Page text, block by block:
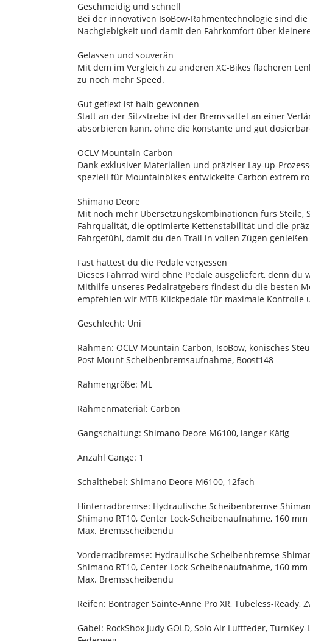
Geschmeidig und schnell
Bei der innovativen IsoBow-Rahmentechnologie sind
Nachgiebigkeit und damit den Fahrkomfort über
Gelassen und souverän
Mit dem im Vergleich zu anderen XC-Bikes flacheren
zu noch mehr Speed.
Gut geflext ist halb gewonnen
Statt an der Sitzstrebe ist der Bremssattel an einer
absorbieren kann, ohne die konstante und gut
OCLV Mountain Carbon
Dank exklusiver Materialien und präziser Lay-up-
speziell für Mountainbikes entwickelte Carbon extrem
Shimano Deore
Mit noch mehr Übersetzungskombinationen fürs Steile,
Fahrqualität, die optimierte Kettenstabilität und die
Fahrgefühl, damit du den Trail in vollen Zügen genießen
Fast hättest du die Pedale vergessen
Dieses Fahrrad wird ohne Pedale ausgeliefert, denn
Mithilfe unseres Pedalratgebers findest du die besten
empfehlen wir MTB-Klickpedale für maximale Kontrolle
Geschlecht: Uni
Rahmen: OCLV Mountain Carbon, IsoBow, konisches
Post Mount Scheibenbremsaufnahme, Boost148
Rahmengröße: ML
Rahmenmaterial: Carbon
Gangschaltung: Shimano Deore M6100, langer Käfig
Anzahl Gänge: 1
Schalthebel: Shimano Deore M6100, 12fach
Hinterradbremse: Hydraulische Scheibenbremse
Shimano RT10, Center Lock-Scheibenaufnahme, 160
Max. Bremsscheibendu
Vorderradbremse: Hydraulische Scheibenbremse
Shimano RT10, Center Lock-Scheibenaufnahme, 160
Max. Bremsscheibendu
Reifen: Bontrager Sainte-Anne Pro XR, Tubeless-
Gabel: RockShox Judy GOLD, Solo Air Luftfeder,